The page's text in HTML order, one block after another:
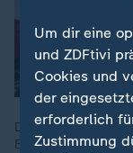
Der Streit um
Beziehungen.
Um dir eine
und ZDFtivi
Cookies und
der
erforderlich
Zustimmung